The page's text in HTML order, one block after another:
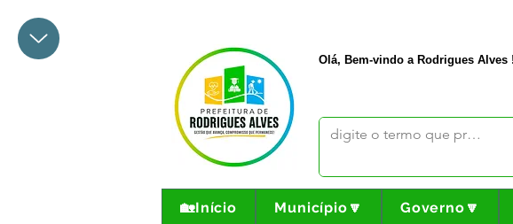
Olá, Bem-vindo a Rodrigues Alves !
🏡Início Município🔽 Governo🔽